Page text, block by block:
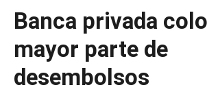
Banca privada
mayor parte de
desembolsos